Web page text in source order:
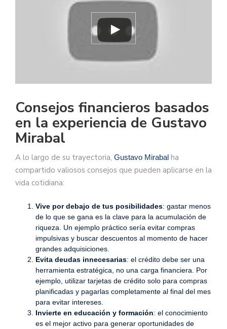
Consejos financieros basados
en la experiencia de Gustavo
Mirabal
A lo largo de su trayectoria, Gustavo Mirabal ha
compartido valiosos consejos que pueden aplicarse en la
vida cotidiana:
Vive por debajo de tus posibilidades: gastar menos
de lo que se gana es la clave para la acumulación de
riqueza. Un ejemplo práctico sería evitar compras
impulsivas y buscar descuentos al momento de hacer
grandes adquisiciones.
Evita deudas innecesarias: el crédito debe ser una
herramienta estratégica, no una carga financiera. Por
ejemplo, utilizar tarjetas de crédito solo para compras
planificadas y pagarlas completamente al final del mes
para evitar intereses.
Invierte en educación y formación: el conocimiento
es el mejor activo para generar oportunidades de